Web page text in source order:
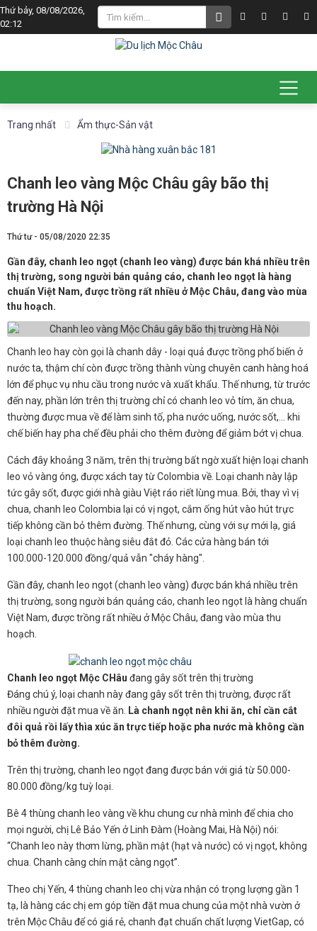
Thứ bảy, 08/08/2026,
02:12
Trang nhất Ẩm thực-Sản vật
Chanh leo vàng Mộc Châu gây bão thị
trường Hà Nội
Thứ tư - 05/08/2020 22:35
Gần đây, chanh leo ngọt (chanh leo vàng) được bán khá nhiều trên
thị trường, song người bán quảng cáo, chanh leo ngọt là hàng
chuẩn Việt Nam, được trồng rất nhiều ở Mộc Châu, đang vào mùa
thu hoạch.
Chanh leo hay còn gọi là chanh dây - loại quả được trồng phổ biến ở
nước ta, thậm chí còn được trồng thành vùng chuyên canh hàng hoá
lớn để phục vụ nhu cầu trong nước và xuất khẩu. Thế nhưng, từ trước
đến nay, phần lớn trên thị trường chỉ có chanh leo vỏ tím, ăn chua,
thường được mua về để làm sinh tố, pha nước uống, nước sốt,... khi
chế biến hay pha chế đều phải cho thêm đường để giảm bớt vị chua.
Cách đây khoảng 3 năm, trên thị trường bất ngờ xuất hiện loại chanh
leo vỏ vàng óng, được xách tay từ Colombia về. Loại chanh này lập
tức gây sốt, được giới nhà giàu Việt ráo riết lùng mua. Bởi, thay vì vị
chua, chanh leo Colombia lại có vị ngọt, cắm ống hút vào hút trực
tiếp không cần bỏ thêm đường. Thế nhưng, cùng với sự mới lạ, giá
loại chanh leo thuộc hàng siêu đắt đỏ. Các cửa hàng bán tới
100.000-120.000 đồng/quả vẫn "cháy hàng".
Gần đây, chanh leo ngọt (chanh leo vàng) được bán khá nhiều trên
thị trường, song người bán quảng cáo, chanh leo ngọt là hàng chuẩn
Việt Nam, được trồng rất nhiều ở Mộc Châu, đang vào mùa thu
hoạch.
Chanh leo ngọt Mộc CHâu đang gây sốt trên thị trường
Đáng chú ý, loại chanh này đang gây sốt trên thị trường, được rất
nhiều người đặt mua về ăn.
Là chanh ngọt nên khi ăn, chỉ cần cắt
đôi quả rồi lấy thìa xúc ăn trực tiếp hoặc pha nước mà không cần
bỏ thêm đường.
Trên thị trường, chanh leo ngọt đang được bán với giá từ 50.000-
80.000 đồng/kg tuỳ loại.
Bê 4 thùng chanh leo vàng về khu chung cư nhà mình để chia cho
mọi người, chị Lê Bảo Yến ở Linh Đàm (Hoàng Mai, Hà Nội) nói:
“Chanh leo này thơm lừng, phần mật (hạt và nước) có vị ngọt, không
chua. Chanh càng chín mật càng ngọt”.
Theo chị Yến, 4 thùng chanh leo chị vừa nhận có trọng lượng gần 1
tạ, là hàng các chị em góp tiền đặt mua chung của một nhà vườn ở
trên Mộc Châu để có giá rẻ, chanh đạt chuẩn chất lượng VietGap, có